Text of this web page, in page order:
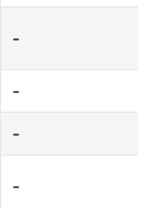
-
-
-
-